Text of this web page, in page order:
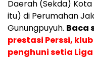
Daerah (Sekda)
itu) di Perumahan
Gunungpuyuh. Baca
prestasi Perssi,
penghuni setia